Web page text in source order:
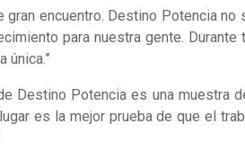
encuentro. Destino Potencia
para nuestra gente.
única.”
Destino Potencia es una muestra
es la mejor prueba de que el